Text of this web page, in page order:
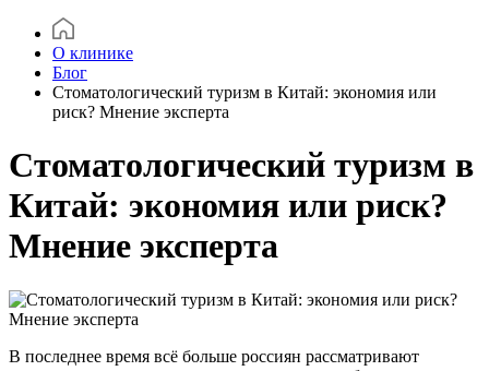
О клинике
Блог
Стоматологический туризм в Китай: экономия или
риск? Мнение эксперта
Стоматологический туризм в
Китай: экономия или риск?
Мнение эксперта
В последнее время всё больше россиян рассматривают